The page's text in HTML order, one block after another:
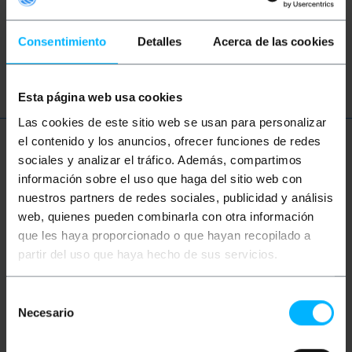
Consentimiento Detalles Acerca de las cookies
Esta página web usa cookies
Las cookies de este sitio web se usan para personalizar
el contenido y los anuncios, ofrecer funciones de redes
sociales y analizar el tráfico. Además, compartimos
información sobre el uso que haga del sitio web con
nuestros partners de redes sociales, publicidad y análisis
web, quienes pueden combinarla con otra información
que les haya proporcionado o que hayan recopilado a
partir del uso que haya hecho de sus servicios.
Necesario
CVBS altavoz 110 RJ45
Más información
Descripción
Cable de vídeo apantallado S-VHS de 3 m ideal para
conectar una variedad de dispositivos, como
MiniDIN4-Macho y MiniDIN7-Macho. Gracias a su
diseño apantallado, esta solución asegura una mejor